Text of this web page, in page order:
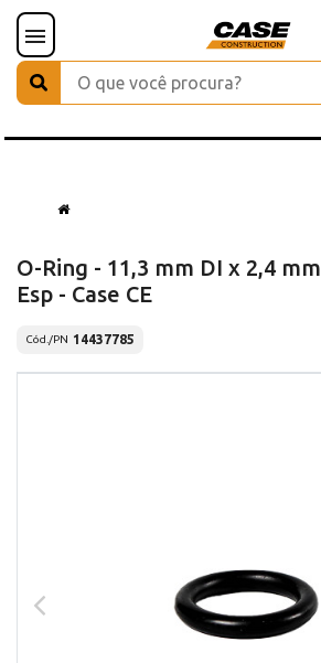
O-Ring - 11,3 mm DI x 2,4 mm
Esp - Case CE
Cód./PN 14437785